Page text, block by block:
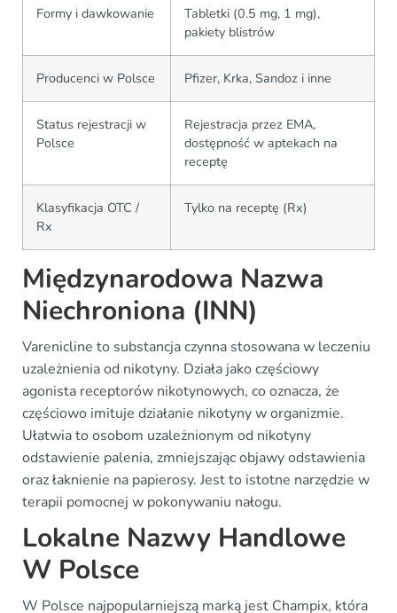
Formy i dawkowanie
Tabletki (0.5 mg, 1 mg),
pakiety blistrów
Producenci w Polsce Pfizer, Krka, Sandoz i inne
Status rejestracji w
Polsce
Rejestracja przez EMA,
dostępność w aptekach na
receptę
Klasyfikacja OTC /
Rx
Tylko na receptę (Rx)
Międzynarodowa Nazwa
Niechroniona (INN)
Varenicline to substancja czynna stosowana w leczeniu
uzależnienia od nikotyny. Działa jako częściowy
agonista receptorów nikotynowych, co oznacza, że
częściowo imituje działanie nikotyny w organizmie.
Ułatwia to osobom uzależnionym od nikotyny
odstawienie palenia, zmniejszając objawy odstawienia
oraz łaknienie na papierosy. Jest to istotne narzędzie w
terapii pomocnej w pokonywaniu nałogu.
Lokalne Nazwy Handlowe
W Polsce
W Polsce najpopularniejszą marką jest Champix, która